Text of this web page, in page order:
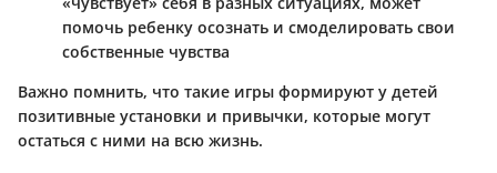
помочь ребенку осознать и смоделировать свои
собственные чувства
Важно помнить, что такие игры формируют у детей
позитивные установки и привычки, которые могут
остаться с ними на всю жизнь.